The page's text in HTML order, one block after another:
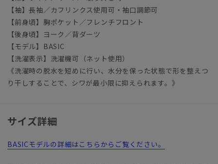
【袖】長袖／カフリンクス使用可・袖口調節可
【前身頃】胸ポケット／フレンチフロント
【後身頃】ヨーク／背ダーツ
【モデル】BASIC
【洗濯表示】洗濯機可（ネット使用）
《洗濯時の脱水を短めに行い、水分を保った状態で形を整えつ
り干しすることで、シワが最小限に抑えられます。》
サイズ詳細
BASICモデルの詳細はこちらからご覧ください。